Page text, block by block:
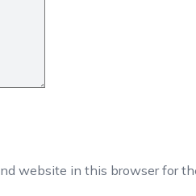
website in this browser for